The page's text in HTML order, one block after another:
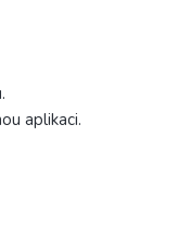
aplikaci.